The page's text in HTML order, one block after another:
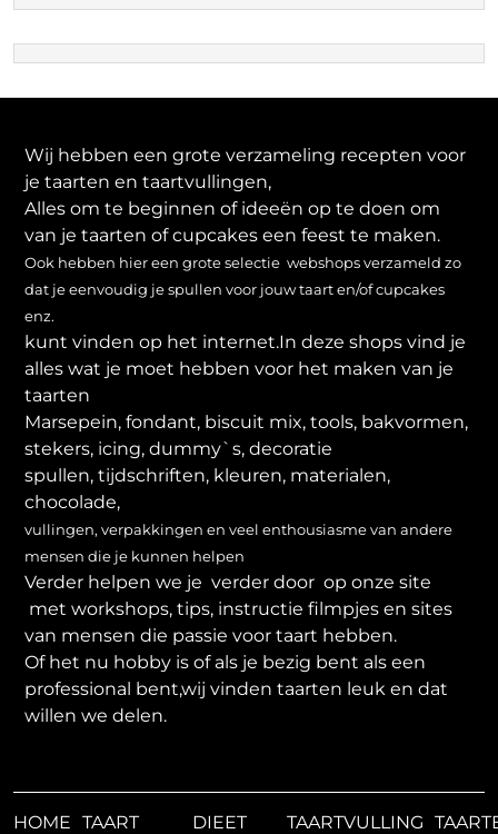
Wij hebben een grote verzameling recepten voor
je taarten en taartvullingen,
Alles om te beginnen of ideeën op te doen om
van je taarten of cupcakes een feest te maken.
Ook hebben hier een grote selectie webshops verzameld zo
dat je eenvoudig je spullen voor jouw taart en/of cupcakes
enz.
kunt vinden op het internet.In deze shops vind je
alles wat je moet hebben voor het maken van je
taarten
Marsepein, fondant, biscuit mix, tools, bakvormen,
stekers, icing, dummy`s, decoratie
spullen, tijdschriften, kleuren, materialen,
chocolade,
vullingen, verpakkingen en veel enthousiasme van andere
mensen die je kunnen helpen
Verder helpen we je verder door op onze site
met workshops, tips, instructie filmpjes en sites
van mensen die passie voor taart hebben.
Of het nu hobby is of als je bezig bent als een
professional bent,wij vinden taarten leuk en dat
willen we delen.
HOME TAART
DIEET
TAARTVULLING